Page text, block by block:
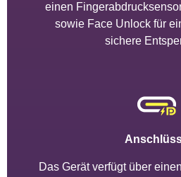
einen
sowie Face Unlock für
sichere
Das Gerät verfügt über